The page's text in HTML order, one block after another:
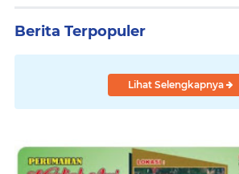
Berita Terpopuler
Lihat Selengkapnya